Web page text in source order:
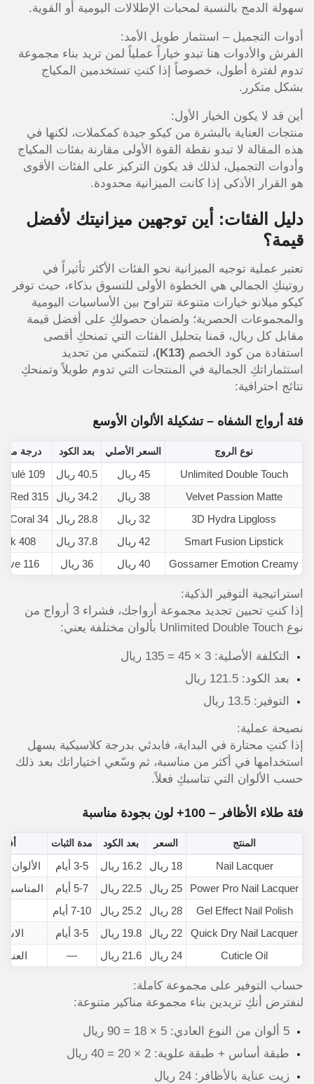
سهولة الدمج بالنسبة لمحبات الإطلالات اليومية أو القوية.
أدوات التجميل – استثمار طويل الأمد:
الفرش والأدوات هنا تبدو خياراً عملياً لمن تريد بناء مجموعة
تدوم لفترة أطول، خصوصاً إذا كنتِ تستخدمين المكياج
بشكل متكرر.
أين قد لا يكون الخيار الأول:
منتجات العناية بالبشرة من كيكو جيدة كمكملات، لكنها في
هذه المقالة لا تبدو نقطة القوة الأولى مقارنة بفئات المكياج
وأدوات التجميل، لذلك قد يكون التركيز على الفئات الأقوى
هو القرار الأذكى إذا كانت الميزانية محدودة.
دليل الفئات: أين توجهين ميزانيتك لأفضل
قيمة؟
تعتبر عملية توجيه الميزانية نحو الفئات الأكثر تأثيراً في
روتينكِ الجمالي هي الخطوة الأولى للتسوق بذكاء، حيث توفر
كيكو ميلانو خيارات متنوعة تتراوح بين الأساسيات اليومية
والمجموعات الحصرية؛ ولضمان حصولكِ على أفضل قيمة
مقابل كل ريال، قمنا بتحليل الفئات التي تمنحكِ أقصى
استفادة من كود الخصم (K13)
، لتتمكني من تحديد
استثماراتكِ الجمالية في المنتجات التي تدوم طويلاً وتمنحكِ
نتائج احترافية:
فئة أرواج الشفاه – تشكيلة الألوان الأوسع
نوع الروج السعر الأصلي بعد الكود درجة
Unlimited Double Touch 45 ريال 40.5 ريال
109 Vin Brulé
Velvet Passion Matte
38 ريال 34.2 ريال
315 Warm Red
3D Hydra Lipgloss
32 ريال 28.8 ريال
34 Warm Coral
Smart Fusion Lipstick
42 ريال 37.8 ريال
408 Brick
Gossamer Emotion Creamy
40 ريال 36 ريال 116 Mauve
استراتيجية التوفير الذكية:
إذا كنتِ تحبين تجديد مجموعة أرواجك، فشراء 3 أرواج من
نوع Unlimited Double Touch بألوان مختلفة يعني:
التكلفة الأصلية: 3 × 45 = 135 ريال
بعد الكود: 121.5 ريال
التوفير: 13.5 ريال
نصيحة عملية:
إذا كنتِ محتارة في البداية، فابدئي بدرجة كلاسيكية يسهل
استخدامها في أكثر من مناسبة، ثم وسّعي اختياراتك بعد ذلك
حسب الألوان التي تناسبكِ فعلاً.
فئة طلاء الأظافر – 100+ لون بجودة مناسبة
المنتج السعر بعد الكود مدة الثبات
Nail Lacquer 18 ريال 16.2 ريال 3-5 أيام
الألوان
Power Pro Nail Lacquer
25 ريال 22.5 ريال 5-7 أيام
Gel Effect Nail Polish
28 ريال 25.2 ريال 7-10 أيام
Quick Dry Nail Lacquer
22 ريال 19.8 ريال 3-5 أيام
Cuticle Oil
24 ريال 21.6 ريال —
حساب التوفير على مجموعة كاملة:
لنفترض أنكِ تريدين بناء مجموعة مناكير متنوعة:
5 ألوان من النوع العادي: 5 × 18 = 90 ريال
طبقة أساس + طبقة علوية: 2 × 20 = 40 ريال
زيت عناية بالأظافر: 24 ريال